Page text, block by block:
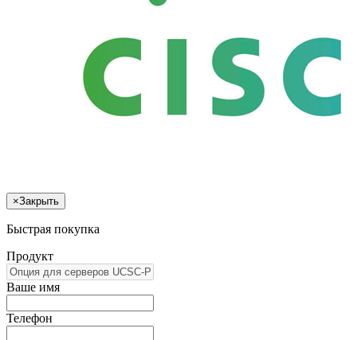
×Закрыть
Быстрая покупка
Продукт
Ваше имя
Телефон